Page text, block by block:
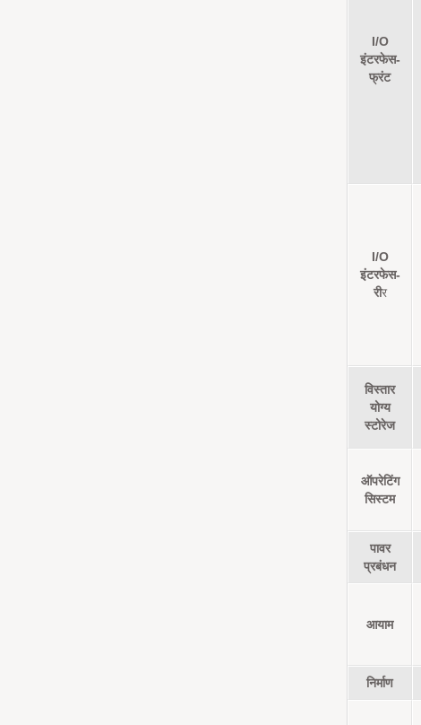
I/O
इंटरफेस-
फ्रंट
I/O
इंटरफेस-
रीर
विस्तार
योग्य
स्टोरेज
ऑपरेटिंग
सिस्टम
पावर
प्रबंधन
आयाम
निर्माण